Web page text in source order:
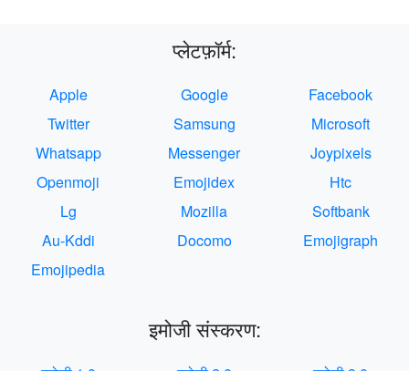
प्लेटफ़ॉर्म:
Apple Google
Facebook
Twitter
Samsung
Microsoft
Whatsapp
Messenger
Joypixels
Openmoji
Emojidex
Htc
Lg
Mozilla
Softbank
Au-Kddi
Docomo
Emojigraph
Emojipedia
इमोजी संस्करण: